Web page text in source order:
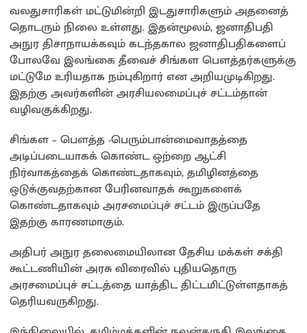
வலதுசாரிகள் மட்டுமின்றி இடதுசாரிகளும் அதனைத்
தொடரும் நிலை உள்ளது. இதன்மூலம், ஜனாதிபதி
அநுர திசாநாயக்கவும் கடந்தகால ஜனாதிபதிகளைப்
போலவே இலங்கை தீவைச் சிங்கள பௌத்தர்களுக்கு
மட்டுமே உரியதாக நம்புகிறார் என அறியமுடிகிறது.
இதற்கு அவர்களின் அரசியலமைப்புச் சட்டம்தான்
வழிவகுக்கிறது.
சிங்கள – பௌத்த -பெரும்பான்மைவாதத்தை
அடிப்படையாகக் கொண்ட ஒற்றை ஆட்சி
நிர்வாகத்தைக் கொண்டதாகவும், தமிழினத்தை
ஒடுக்குவதற்கான பேரினவாதக் கூறுகளைக்
கொண்டதாகவும் அரசமைப்புச் சட்டம் இருப்பதே
இதற்கு காரணமாகும்.
அதிபர் அநுர தலைமையிலான தேசிய மக்கள் சக்தி
கூட்டணியின் அரசு விரைவில் புதியதொரு
அரசமைப்புச் சட்டத்தை யாத்திட திட்டமிட்டுள்ளதாகத்
தெரியவருகிறது.